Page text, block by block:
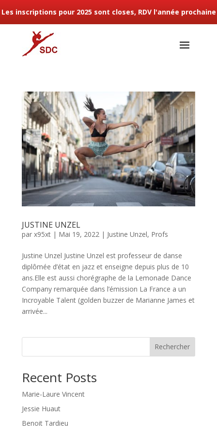
Les inscriptions pour 2025 sont closes, RDV l'année prochaine
JUSTINE UNZEL
par x95xt| Mai 19, 2022 | Justine Unzel, Profs
Justine Unzel Justine Unzel est professeur de danse
diplômée d’état en jazz et enseigne depuis plus de 10
ans.Elle est aussi chorégraphe de la Lemonade Dance
Company remarquée dans l’émission La France a un
Incroyable Talent (golden buzzer de Marianne James et
arrivée...
Rechercher
Recent Posts
Marie-Laure Vincent
Jessie Huaut
Benoit Tardieu